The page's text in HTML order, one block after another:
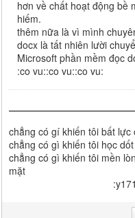
hơn về chất hoạt động bề
hiếm.
thêm nữa là vì mình
docx là tất nhiên lười
Microsoft phần mềm đọc
:co vu::co vu::co vu:
chẳng có gí khiến tôi bất
chẳng có gì khiến tôi học
chẳng có gì khiến tôi mền
mặt